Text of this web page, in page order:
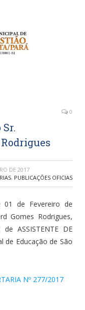
0
DE 2017
, PUBLICAÇÕES OFICIAS
01 de Fevereiro de
Gomes Rodrigues,
ASSISTENTE DE
de Educação de São
Nº 277/2017